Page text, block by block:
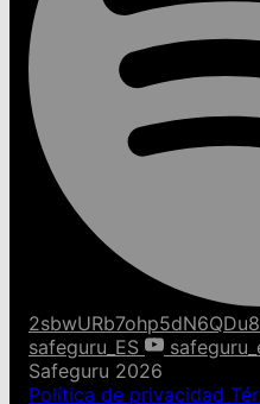
safeguru_ES
Safeguru 2026
Política de privacidad